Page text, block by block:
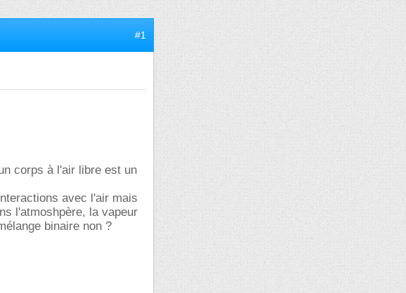
#1
corps à l'air libre est un
avec l'air mais
l'atmoshpère, la vapeur
binaire non ?